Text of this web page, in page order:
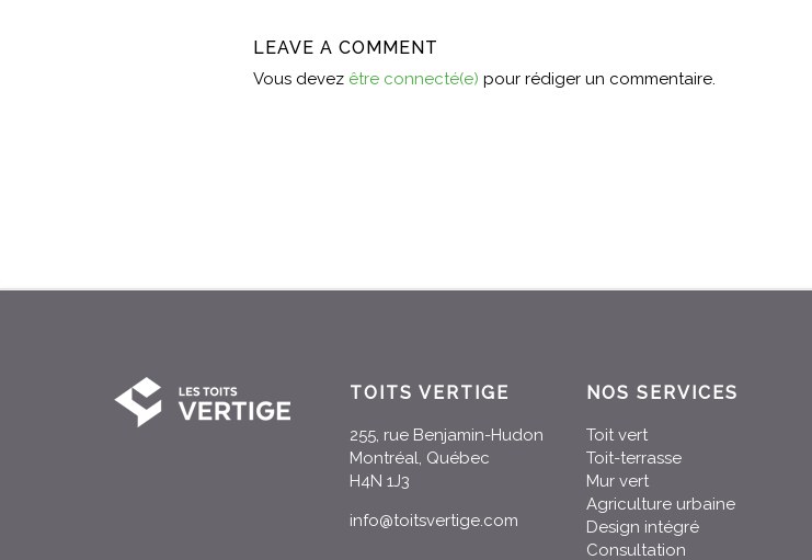
LEAVE A COMMENT
Vous devez être connecté(e) pour rédiger un commentaire.
TOITS VERTIGE
255, rue Benjamin-Hudon
Montréal, Québec
H4N 1J3
info@toitsvertige.com
NOS SERVICES
Toit vert
Toit-terrasse
Mur vert
Agriculture urbaine
Design intégré
Consultation